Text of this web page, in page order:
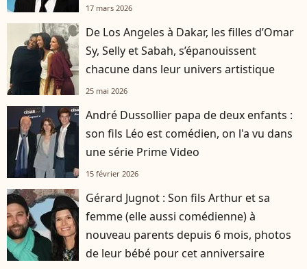
17 mars 2026
De Los Angeles à Dakar, les filles d’Omar
Sy, Selly et Sabah, s’épanouissent
chacune dans leur univers artistique
25 mai 2026
André Dussollier papa de deux enfants :
son fils Léo est comédien, on l'a vu dans
une série Prime Video
15 février 2026
Gérard Jugnot : Son fils Arthur et sa
femme (elle aussi comédienne) à
nouveau parents depuis 6 mois, photos
de leur bébé pour cet anniversaire